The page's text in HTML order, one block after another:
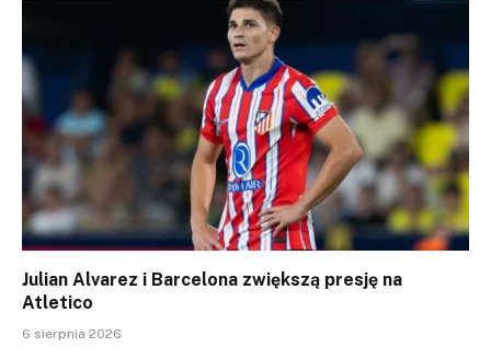
Julian Alvarez i Barcelona zwiększą presję na
Atletico
6 sierpnia 2026